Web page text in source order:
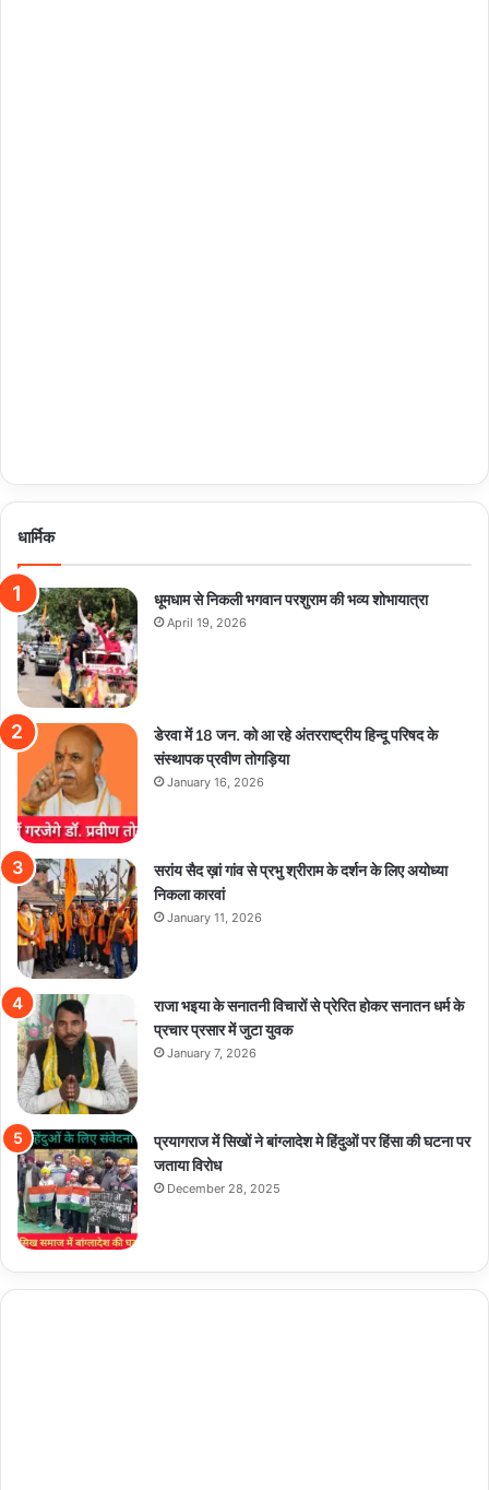
धार्मिक
धूमधाम से निकली भगवान परशुराम की भव्य शोभायात्रा
April 19, 2026
डेरवा में 18 जन. को आ रहे अंतरराष्ट्रीय हिन्दू परिषद के
संस्थापक प्रवीण तोगड़िया
January 16, 2026
सरांय सैद ख़ां गांव से प्रभु श्रीराम के दर्शन के लिए अयोध्या
निकला कारवां
January 11, 2026
राजा भइया के सनातनी विचारों से प्रेरित होकर सनातन धर्म के
प्रचार प्रसार में जुटा युवक
January 7, 2026
प्रयागराज में सिखों ने बांग्लादेश मे हिंदुओं पर हिंसा की घटना पर
जताया विरोध
December 28, 2025